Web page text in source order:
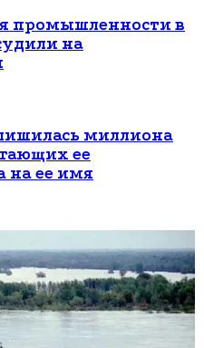
промышленности в
на
миллиона
ее
на ее имя